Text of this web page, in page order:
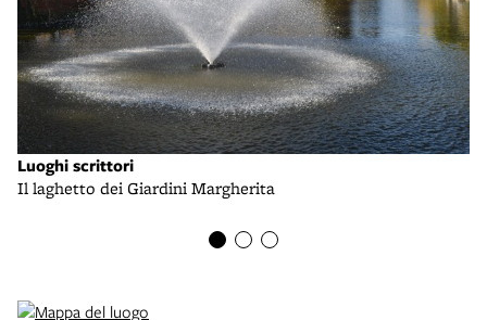
Luoghi scrittori
Il laghetto dei Giardini Margherita